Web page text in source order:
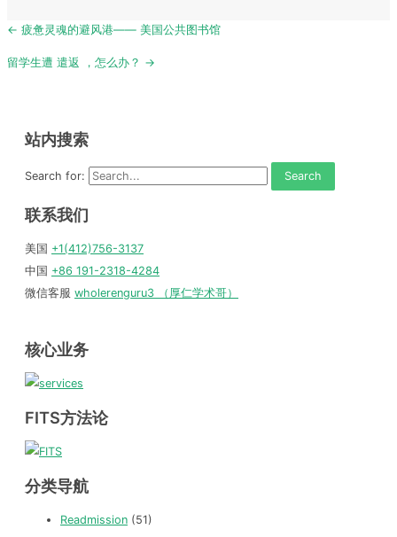
Post
← 疲惫灵魂的避风港—— 美国公共图书馆
留学生遭 遣返 ，怎么办？ →
站内搜索
Search for:
联系我们
美国 +1(412)756-3137
中国 +86 191-2318-4284
微信客服 wholerenguru3 （厚仁学术哥）
核心业务
FITS方法论
分类导航
Readmission (51)